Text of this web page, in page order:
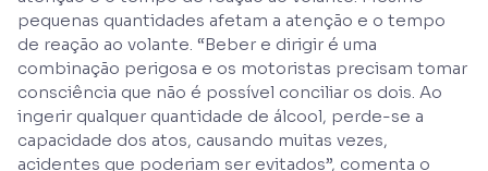
pequenas quantidades afetam a atenção e o tempo
de reação ao volante. “Beber e dirigir é uma
combinação perigosa e os motoristas precisam tomar
consciência que não é possível conciliar os dois. Ao
ingerir qualquer quantidade de álcool, perde-se a
capacidade dos atos, causando muitas vezes,
acidentes que poderiam ser evitados”, comenta o